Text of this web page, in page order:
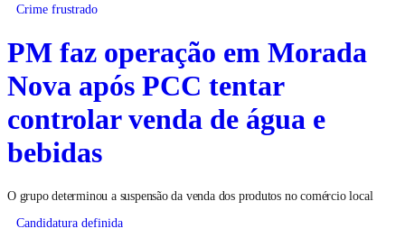
Crime frustrado
PM faz operação em Morada
Nova após PCC tentar
controlar venda de água e
bebidas
O grupo determinou a suspensão da venda dos produtos no comércio local
Candidatura definida